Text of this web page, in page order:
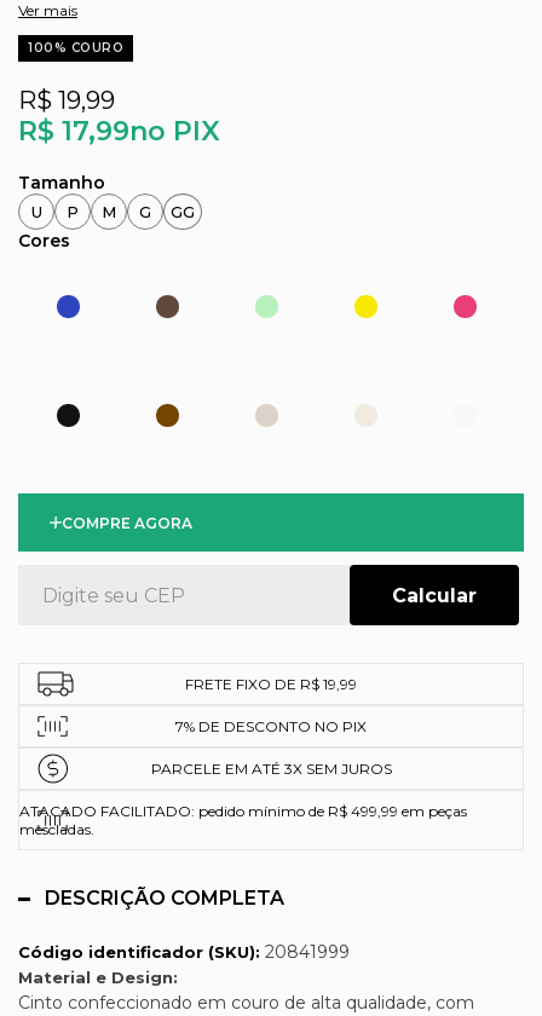
Ver mais
100% COURO
R$ 17,99no PIX
R$ 19,99
U P M G GG
COMPRE AGORA
FRETE FIXO DE R$ 19,99
7% DE DESCONTO NO PIX
PARCELE EM ATÉ 3X SEM JUROS
ATACADO FACILITADO: pedido mínimo de R$ 499,99 em peças
mescladas.
DESCRIÇÃO COMPLETA
Código identificador (SKU): 20841999
Material e Design:
Cinto confeccionado em couro de alta qualidade, com